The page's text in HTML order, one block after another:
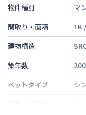
物件種別
マ
間取り・面積
1K /
建物構造
築年数
ベットタイプ
シ